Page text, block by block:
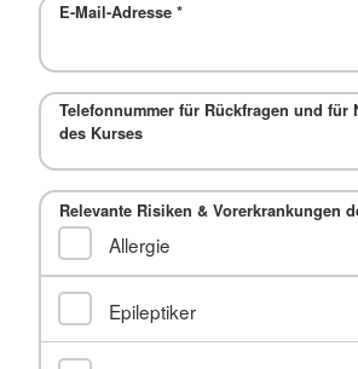
E-Mail-Adresse *
Telefonnummer für Rückfragen und für
des Kurses
Relevante Risiken & Vorerkrankungen
Allergie
Epileptiker